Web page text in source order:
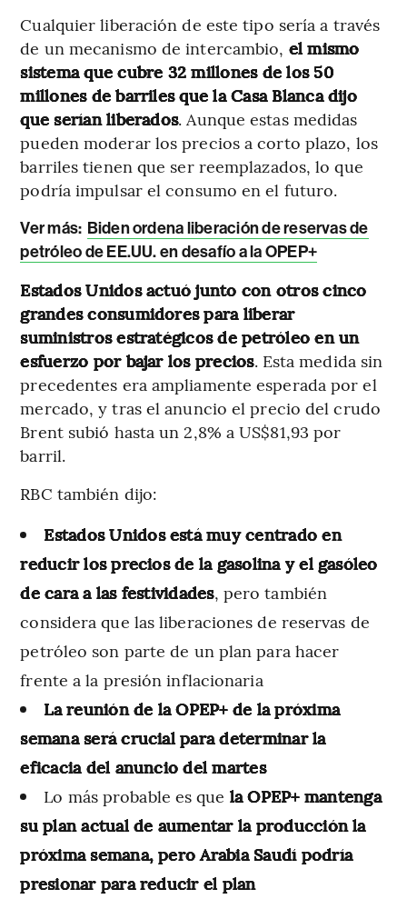
Cualquier liberación de este tipo sería a través
de un mecanismo de intercambio, el mismo
sistema que cubre 32 millones de los 50
millones de barriles que la Casa Blanca dijo
que serían liberados. Aunque estas medidas
pueden moderar los precios a corto plazo, los
barriles tienen que ser reemplazados, lo que
podría impulsar el consumo en el futuro.
Ver más: Biden ordena liberación de reservas de
petróleo de EE.UU. en desafío a la OPEP+
Estados Unidos actuó junto con otros cinco
grandes consumidores para liberar
suministros estratégicos de petróleo en un
esfuerzo por bajar los precios. Esta medida sin
precedentes era ampliamente esperada por el
mercado, y tras el anuncio el precio del crudo
Brent subió hasta un 2,8% a US$81,93 por
barril.
RBC también dijo:
Estados Unidos está muy centrado en
reducir los precios de la gasolina y el gasóleo
de cara a las festividades, pero también
considera que las liberaciones de reservas de
petróleo son parte de un plan para hacer
frente a la presión inflacionaria
La reunión de la OPEP+ de la próxima
semana será crucial para determinar la
eficacia del anuncio del martes
Lo más probable es que la OPEP+ mantenga
su plan actual de aumentar la producción la
próxima semana, pero Arabia Saudí podría
presionar para reducir el plan